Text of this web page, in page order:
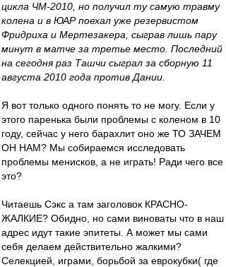
цикла ЧМ-2010, но получил ту самую травму
колена и в ЮАР поехал уже резервистом
Фридриха и Мертезакера, сыграв лишь пару
минут в матче за третье место. Последний
на сегодня раз Ташчи сыграл за сборную 11
августа 2010 года против Дании.
Я вот только одного понять то не могу. Если у
этого паренька были проблемы с коленом в 10
году, сейчас у него барахлит оно же ТО ЗАЧЕМ
ОН НАМ? Мы собираемся исследовать
проблемы менисков, а не играть! Ради чего все
это?
Читаешь Сэкс а там заголовок КРАСНО-
ЖАЛКИЕ? Обидно, но сами виноваты что в наш
адрес идут такие эпитеты. А может мы сами
себя делаем действительно жалкими?
Селекцией, играми, борьбой за еврокубки( где